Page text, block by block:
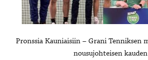
Pronssia Kauniaisiin – Grani Tenniksen
nousujohteisen kauden